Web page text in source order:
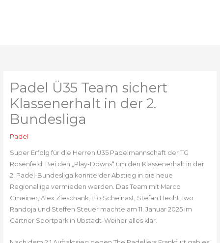
Padel Ü35 Team sichert
Klassenerhalt in der 2.
Bundesliga
Padel
Super Erfolg für die Herren Ü35 Padelmannschaft der TG
Rosenfeld. Bei den „Play-Downs“ um den Klassenerhalt in der
2. Padel-Bundesliga konnte der Abstieg in die neue
Regionalliga vermieden werden. Das Team mit Marco
Gmeiner, Alex Zieschank, Flo Scheinast, Stefan Hecht, Iwo
Randoja und Steffen Steuer machte am 11. Januar 2025 im
Gärtner Sportpark in Ubstadt-Weiher alles klar.